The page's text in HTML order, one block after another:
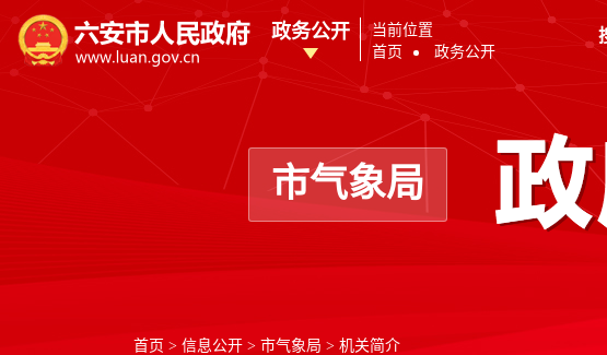
政务公开
当前位置
首页
政务公开
市气象局
首页 > 信息公开 > 市气象局 > 机关简介